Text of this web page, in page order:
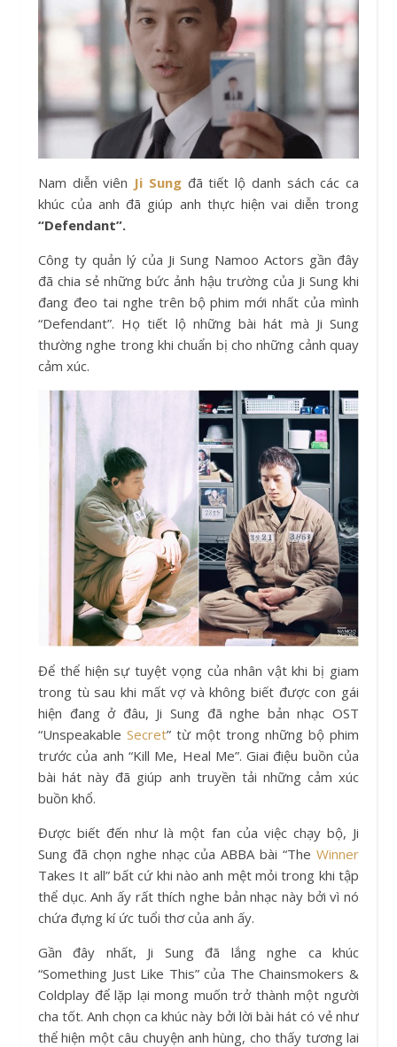
Nam diễn viên Ji Sungđã tiết lộ danh sách các ca
khúc của anh đã giúp anh thực hiện vai diễn trong
“Defendant”.
Công ty quản lý của Ji Sung Namoo Actors gần đây
đã chia sẻ những bức ảnh hậu trường của Ji Sung khi
đang đeo tai nghe trên bộ phim mới nhất của mình
“Defendant”. Họ tiết lộ những bài hát mà Ji Sung
thường nghe trong khi chuẩn bị cho những cảnh quay
cảm xúc.
Để thể hiện sự tuyệt vọng của nhân vật khi bị giam
trong tù sau khi mất vợ và không biết được con gái
hiện đang ở đâu, Ji Sung đã nghe bản nhạc OST
“Unspeakable Secret” từ một trong những bộ phim
trước của anh “Kill Me, Heal Me”. Giai điệu buồn của
bài hát này đã giúp anh truyền tải những cảm xúc
buồn khổ.
Được biết đến như là một fan của việc chạy bộ, Ji
Sung đã chọn nghe nhạc của ABBA bài “The Winner
Takes It all” bất cứ khi nào anh mệt mỏi trong khi tập
thể dục. Anh ấy rất thích nghe bản nhạc này bởi vì nó
chứa đựng kí ức tuổi thơ của anh ấy.
Gần đây nhất, Ji Sung đã lắng nghe ca khúc
“Something Just Like This” của The Chainsmokers &
Coldplay để lặp lại mong muốn trở thành một người
cha tốt. Anh chọn ca khúc này bởi lời bài hát có vẻ như
thể hiện một câu chuyện anh hùng, cho thấy tương lai